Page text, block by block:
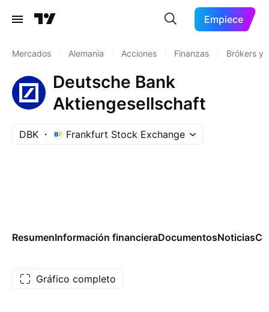
Empiece
Mercados Alemania Acciones Finanzas Brókers y
Deutsche Bank
Aktiengesellschaft
DBK Frankfurt Stock Exchange
ResumenInformación financieraDocumentosNoticias
Gráfico completo